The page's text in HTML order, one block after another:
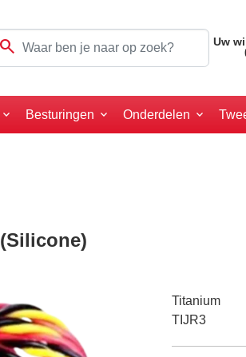
search Uw
Besturingen Onderdelen
Titanium
TIJR3